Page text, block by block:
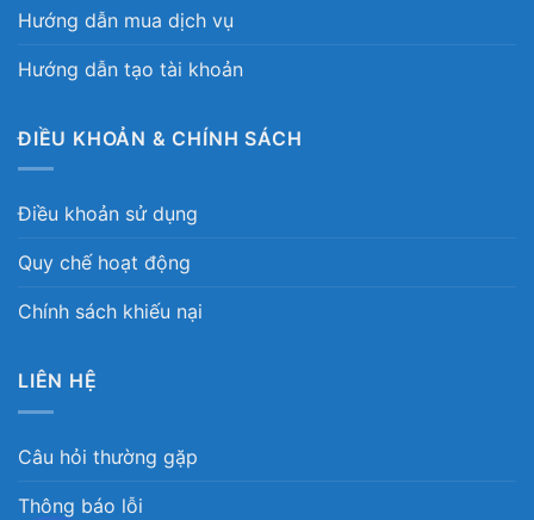
Hướng dẫn mua dịch vụ
Hướng dẫn tạo tài khoản
ĐIỀU KHOẢN & CHÍNH SÁCH
Điều khoản sử dụng
Quy chế hoạt động
Chính sách khiếu nại
LIÊN HỆ
Câu hỏi thường gặp
Thông báo lỗi